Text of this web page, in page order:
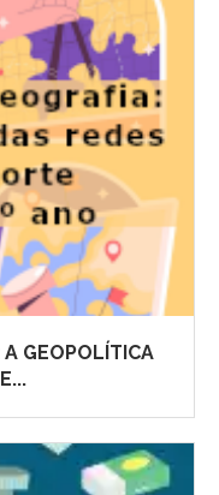
GEOPOLÍTICA